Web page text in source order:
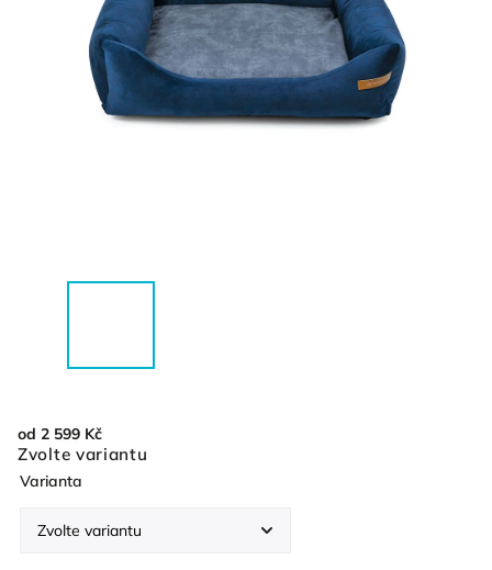
od 2 599 Kč
Zvolte variantu
Varianta